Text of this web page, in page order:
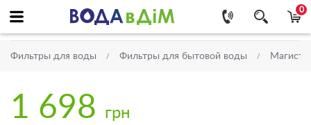
0
Фильтры для воды Фильтры для бытовой воды
1 698 грн